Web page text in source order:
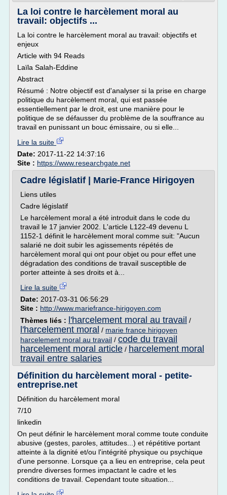
La loi contre le harcèlement moral au
travail: objectifs ...
La loi contre le harcèlement moral au travail: objectifs et
enjeux
Article with 94 Reads
Laïla Salah-Eddine
Abstract
Résumé : Notre objectif est d'analyser si la prise en charge
politique du harcèlement moral, qui est passée
essentiellement par le droit, est une manière pour le
politique de se défausser du problème de la souffrance au
travail en punissant un bouc émissaire, ou si elle...
Lire la suite
Date: 2017-11-22 14:37:16
Site : https://www.researchgate.net
Cadre législatif | Marie-France Hirigoyen
Liens utiles
Cadre législatif
Le harcèlement moral a été introduit dans le code du
travail le 17 janvier 2002. L'article L122-49 devenu L
1152-1 définit le harcèlement moral comme suit: "Aucun
salarié ne doit subir les agissements répétés de
harcèlement moral qui ont pour objet ou pour effet une
dégradation des conditions de travail susceptible de
porter atteinte à ses droits et à...
Lire la suite
Date: 2017-03-31 06:56:29
Site : http://www.mariefrance-hirigoyen.com
Thèmes liés :
l'harcelement moral au travail /
l'harcelement moral / marie france hirigoyen
harcelement moral au travail / code du travail
harcelement moral article / harcelement moral
travail entre salaries
Définition du harcèlement moral - petite-
entreprise.net
Définition du harcèlement moral
7/10
linkedin
On peut définir le harcèlement moral comme toute conduite
abusive (gestes, paroles, attitudes...) et répétitive portant
atteinte à la dignité et/ou l'intégrité physique ou psychique
d'une personne. Lorsque ça a lieu en entreprise, cela peut
prendre diverses formes impactant le cadre et les
conditions de travail. Cependant toute situation...